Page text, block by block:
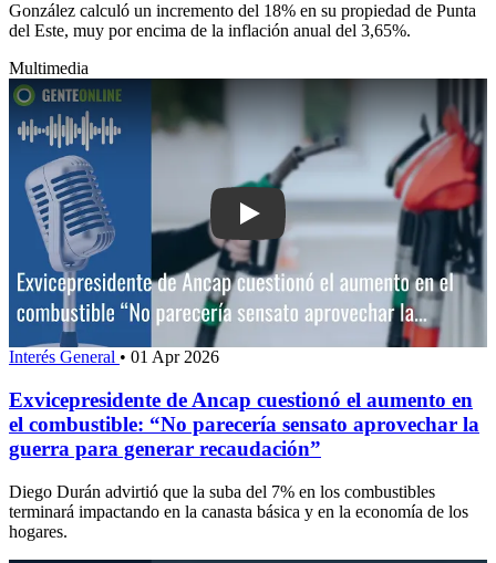
González calculó un incremento del 18% en su propiedad de Punta
del Este, muy por encima de la inflación anual del 3,65%.
Multimedia
Play: Exvicepresidente de Ancap
Interés General • 01 Apr 2026
Exvicepresidente de Ancap cuestionó el aumento en
el combustible: “No parecería sensato aprovechar la
guerra para generar recaudación”
Diego Durán advirtió que la suba del 7% en los combustibles
terminará impactando en la canasta básica y en la economía de los
hogares.